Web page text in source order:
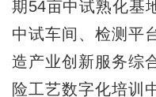
期54亩中试熟化基
中试车间、检测平
造产业创新服务综
险工艺数字化培训